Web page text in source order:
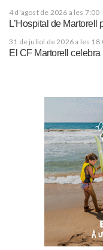
4 d'agost de 2026 a les 7:00
L’Hospital de Martorell
31 de juliol de 2026 a les
El CF Martorell